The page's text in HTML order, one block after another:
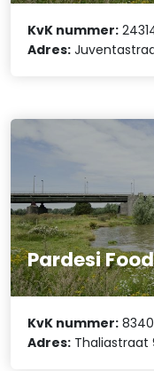
KvK nummer:
Adres:
Pardesi
KvK nummer:
Adres: Thaliastraat